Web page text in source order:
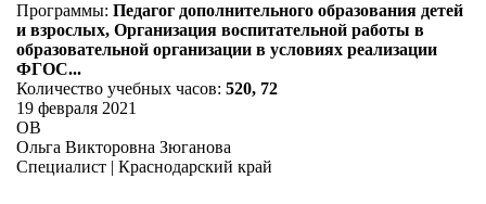
Программы: Педагог дополнительного образования детей
и взрослых, Организация воспитательной работы в
образовательной организации в условиях реализации
ФГОС...
Количество учебных часов: 520, 72
19 февраля 2021
ОВ
Ольга Викторовна Зюганова
Специалист | Краснодарский край